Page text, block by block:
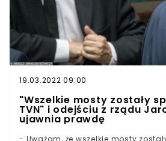
19.03.2022 09:00
"Wszelkie mosty zostały
TVN" i odejściu z rządu
ujawnia prawdę